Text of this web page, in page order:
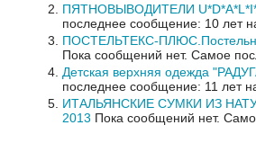
ПЯТНОВЫВОДИТЕЛИ
последнее сообщение: 10 лет
ПОСТЕЛЬТЕКС-
Пока сообщений нет. Самое
Детская верхняя одежда
последнее сообщение: 11 лет
ИТАЛЬЯНСКИЕ СУМКИ ИЗ
2013 Пока сообщений нет.